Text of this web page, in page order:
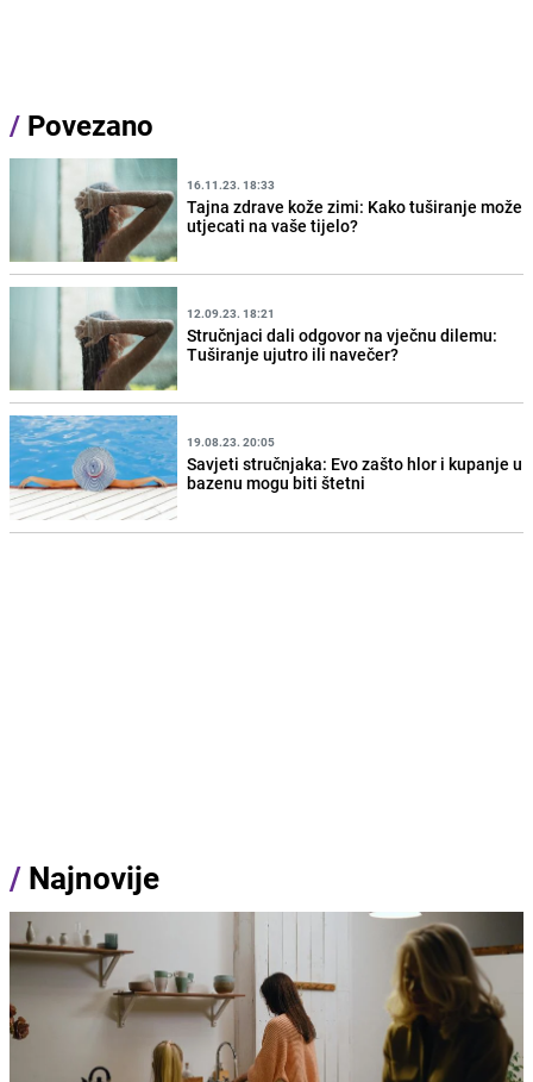
/ Povezano
16.11.23. 18:33
Tajna zdrave kože zimi: Kako tuširanje može
utjecati na vaše tijelo?
12.09.23. 18:21
Stručnjaci dali odgovor na vječnu dilemu:
Tuširanje ujutro ili navečer?
19.08.23. 20:05
Savjeti stručnjaka: Evo zašto hlor i kupanje u
bazenu mogu biti štetni
/ Najnovije